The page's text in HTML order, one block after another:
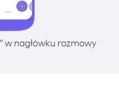
w nagłówku rozmowy